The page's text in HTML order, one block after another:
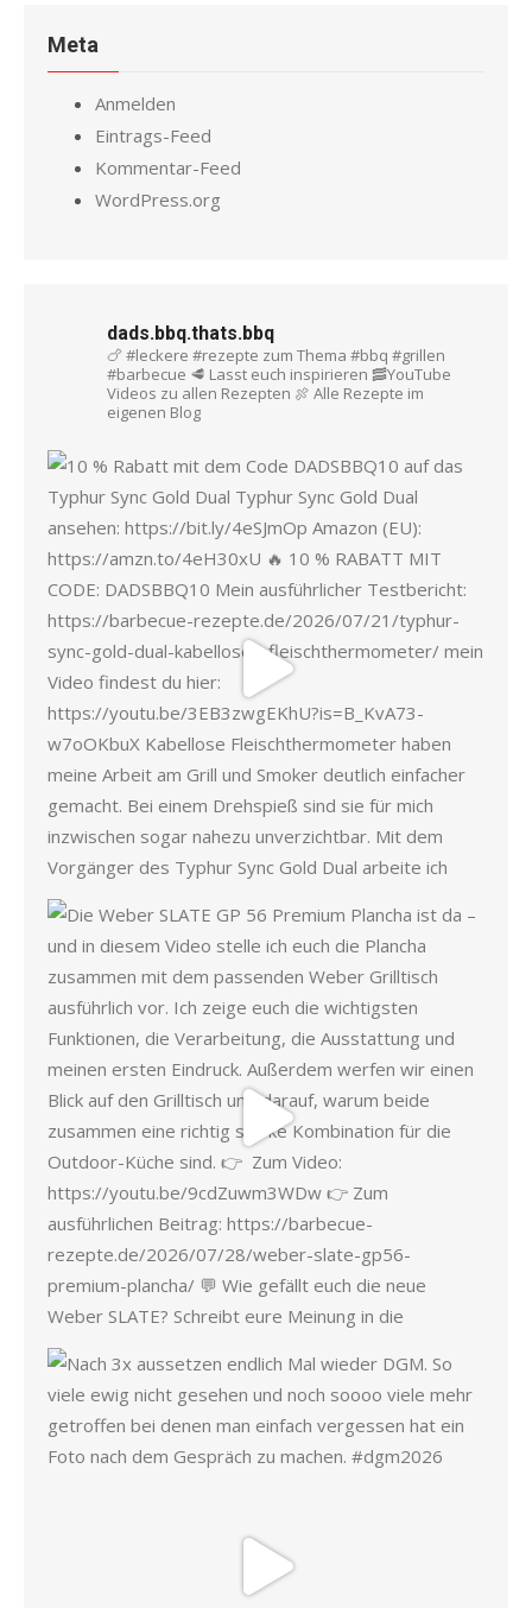
Meta
Anmelden
Eintrags-Feed
Kommentar-Feed
WordPress.org
dads.bbq.thats.bbq
🍗 #leckere #rezepte zum Thema #bbq #grillen
#barbecue 🥩 Lasst euch inspirieren 🥓YouTube
Videos zu allen Rezepten 🍖 Alle Rezepte im
eigenen Blog